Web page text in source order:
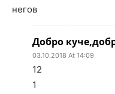
негов
Добро
03.10.2018 At 14:09
12
1